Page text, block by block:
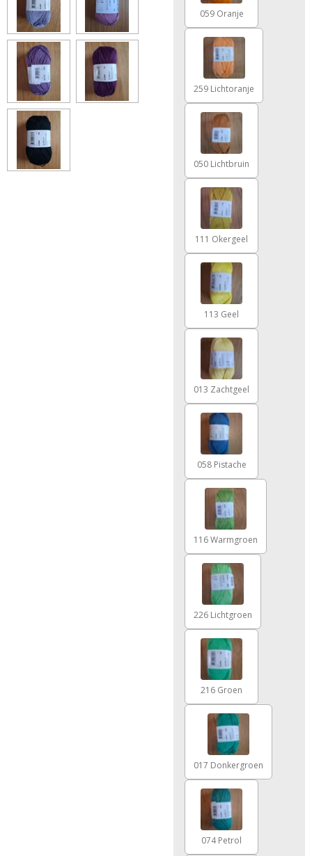
059 Oranje
259 Lichtoranje
050 Lichtbruin
111 Okergeel
113 Geel
013 Zachtgeel
058 Pistache
116 Warmgroen
226 Lichtgroen
216 Groen
017 Donkergroen
074 Petrol